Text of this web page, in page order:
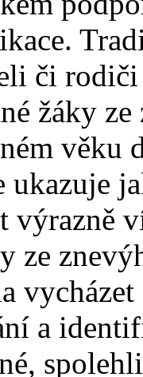
či rodiči
žáky
věku
ukazuje
výrazně
ze
a